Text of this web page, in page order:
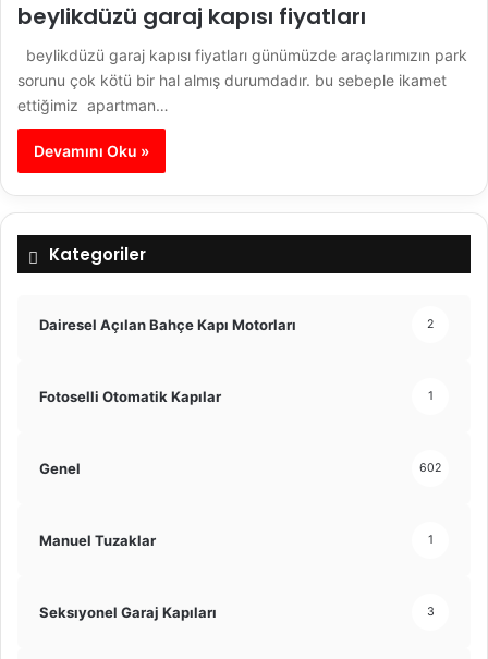
beylikdüzü garaj kapısı fiyatları
beylikdüzü garaj kapısı fiyatları günümüzde araçlarımızın park
sorunu çok kötü bir hal almış durumdadır. bu sebeple ikamet
ettiğimiz apartman…
Devamını Oku »
Kategoriler
Dairesel Açılan Bahçe Kapı Motorları 2
Fotoselli Otomatik Kapılar 1
Genel 602
Manuel Tuzaklar 1
Seksıyonel Garaj Kapıları 3